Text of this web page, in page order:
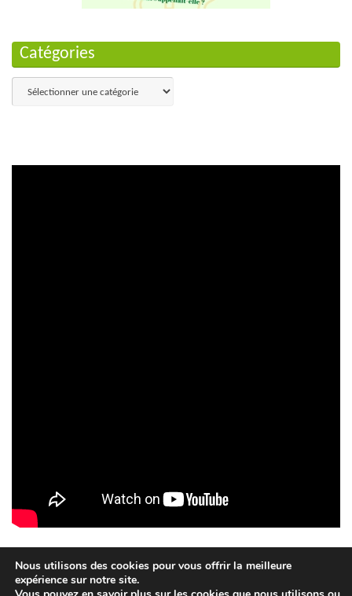
Catégories
Catégories
Nous utilisons des cookies pour vous offrir la meilleure
expérience sur notre site.